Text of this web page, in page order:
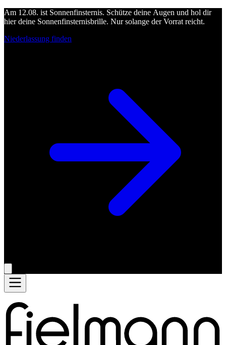
Am 12.08. ist Sonnenfinsternis. Schütze deine Augen und hol dir
hier deine Sonnenfinsternisbrille. Nur solange der Vorrat reicht.
Niederlassung finden